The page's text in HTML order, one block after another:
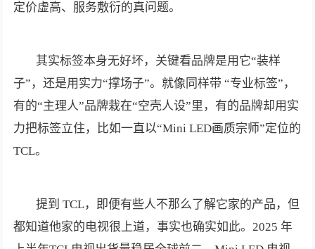
定价虚高、服务敷衍的真问题。
其实标签本身无好坏，关键看品牌是用它“装样
子”，还是用实力“撑场子”。就像同样带 “专业标签”，
有的“主理人”品牌栽在“空壳人设”里，有的品牌却用实
力把标签立住，比如一直以“Mini LED画质宗师”定位的
TCL。
提到 TCL，即便有些人不那么了解它家的产品，但
都知道他家的电视很上道，事实也确实如此。2025 年